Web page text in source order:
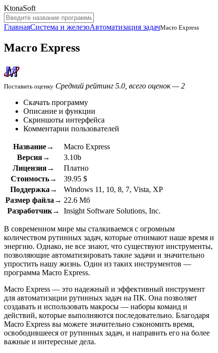
KtonaSoft
ГлавнаяСистема и железоАвтоматизация задачMacro Express
Macro Express
Поставить оценку Средний рейтинг 5.0, всего оценок — 2
Скачать программу
Описание и функции
Скриншоты интерфейса
Комментарии пользователей
Название→
Macro Express
Версия→
3.10b
Лицензия→
Платно
Стоимость→
39.95 $
Поддержка→
Windows 11, 10, 8, 7, Vista, XP
Размер файла→ 22.6 Мб
Разработчик→
Insight Software Solutions, Inc.
В современном мире мы сталкиваемся с огромным
количеством рутинных задач, которые отнимают наше время и
энергию. Однако, не все знают, что существуют инструменты,
позволяющие автоматизировать такие задачи и значительно
упростить нашу жизнь. Один из таких инструментов —
программа Macro Express.
Macro Express — это надежный и эффективный инструмент
для автоматизации рутинных задач на ПК. Она позволяет
создавать и использовать макросы — наборы команд и
действий, которые выполняются последовательно. Благодаря
Macro Express вы можете значительно сэкономить время,
освободившееся от рутинных задач, и направить его на более
важные и интересные дела.